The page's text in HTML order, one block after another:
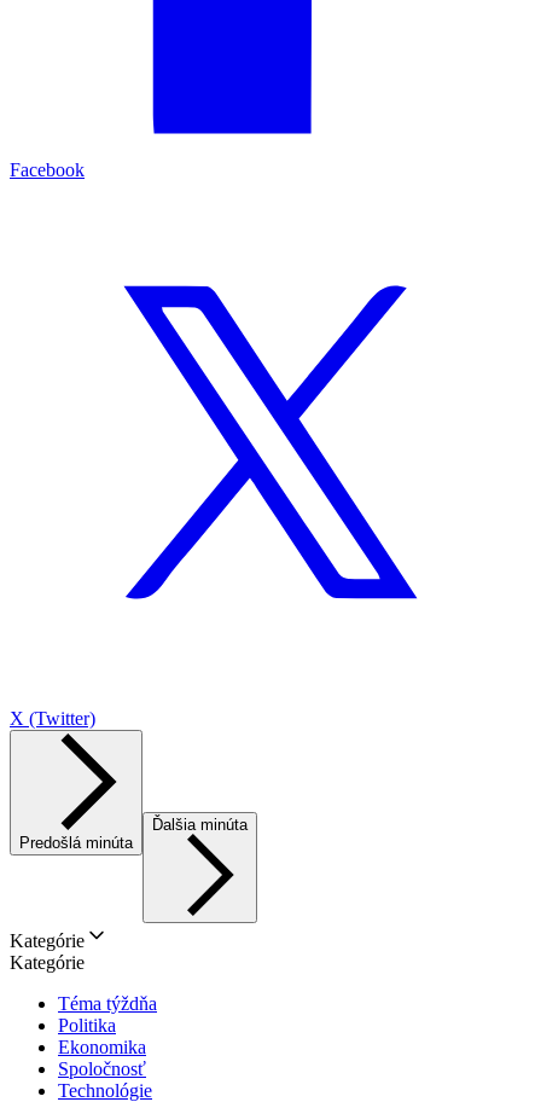
Facebook
X (Twitter)
Predošlá minúta
Ďalšia minúta
Kategórie
Kategórie
Téma týždňa
Politika
Ekonomika
Spoločnosť
Technológie